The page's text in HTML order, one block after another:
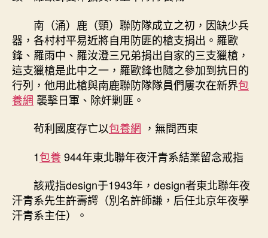
南（涌）鹿（頸）聯防隊成立之初，因缺少兵
器，各村村平易近將自用防匪的槍支捐出。羅歐
鋒、羅雨中、羅汝澄三兄弟捐出自家的三支獵槍，
這支獵槍是此中之一，羅歐鋒也隨之參加到抗日的
行列，他用此槍與南鹿聯防隊隊員們屢次在新界包
養網 襲擊日軍、除奸剿匪。
茍利國度存亡以包養網 ，無問西東
1包養944年東北聯年夜汗青系結業留念戒指
該戒指design于1943年，design者東北聯年夜
汗青系先生許壽諤（別名許師謙，后任北京年夜學
汗青系主任）。